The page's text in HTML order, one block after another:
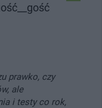
prawko, czy
ale
i testy co rok,